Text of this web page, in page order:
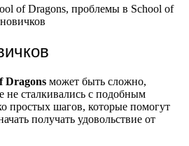
of Dragons, проблемы в School of
Dragons может быть сложно,
не сталкивались с подобным
простых шагов, которые помогут
получать удовольствие от